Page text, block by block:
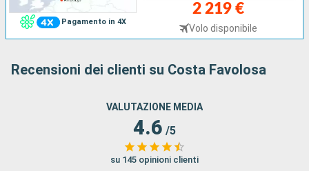
Pagamento in 4X
2 219 €
Volo disponibile
Recensioni dei clienti su Costa Favolosa
VALUTAZIONE MEDIA
4.6 /5
su 145 opinioni clienti